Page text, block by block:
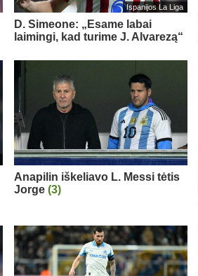
Ispanijos La Liga
D. Simeone: „Esame labai
laimingi, kad turime J. Alvarezą“
Anapilin iškeliavo L. Messi tėtis
Jorge(3)